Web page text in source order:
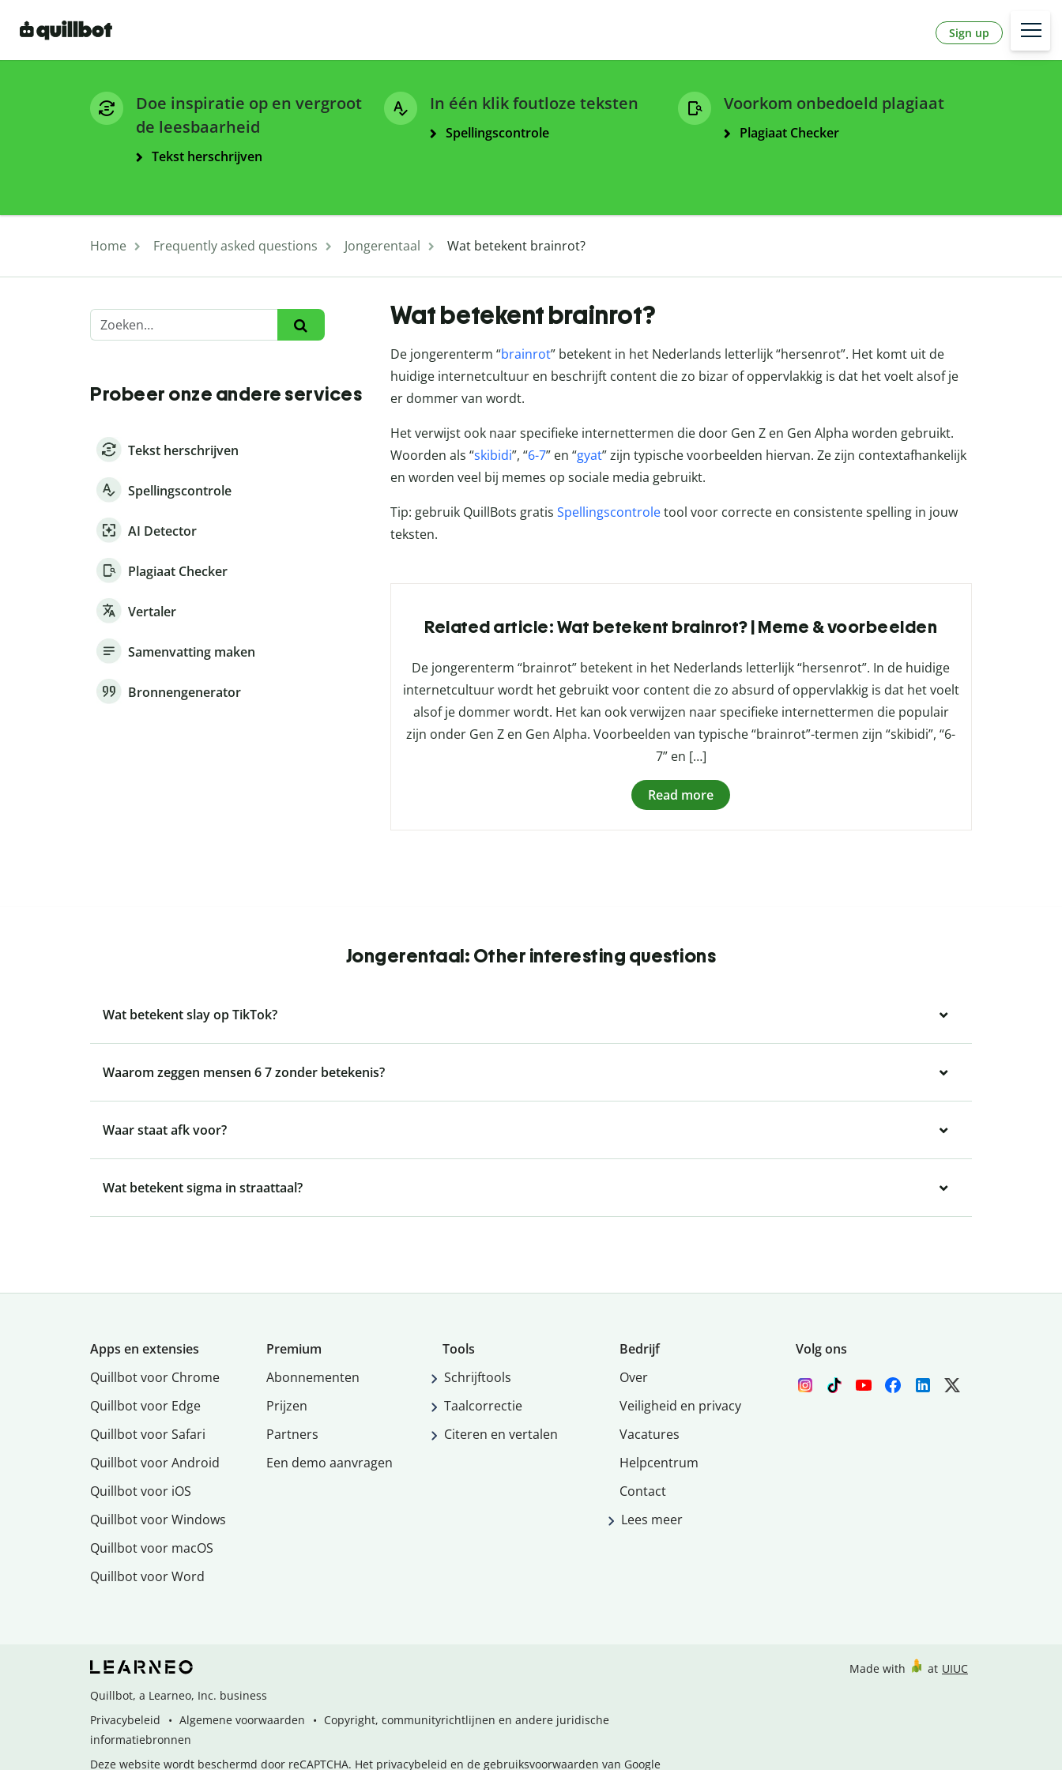
Sign up
Doe inspiratie op en vergroot
de leesbaarheid
Tekst herschrijven
In één klik foutloze teksten
Spellingscontrole
Voorkom onbedoeld plagiaat
Plagiaat Checker
Home Frequently asked questions Jongerentaal Wat betekent brainrot?
Probeer onze andere services
Tekst herschrijven
Spellingscontrole
AI Detector
Plagiaat Checker
Vertaler
Samenvatting maken
Bronnengenerator
Wat betekent brainrot?
De jongerenterm “brainrot” betekent in het Nederlands letterlijk “hersenrot”. Het komt uit de
huidige internetcultuur en beschrijft content die zo bizar of oppervlakkig is dat het voelt alsof je
er dommer van wordt.
Het verwijst ook naar specifieke internettermen die door Gen Z en Gen Alpha worden gebruikt.
Woorden als “skibidi”, “6-7” en “gyat” zijn typische voorbeelden hiervan. Ze zijn contextafhankelijk
en worden veel bij memes op sociale media gebruikt.
Tip: gebruik QuillBots gratis Spellingscontroletool voor correcte en consistente spelling in jouw
teksten.
Related article: Wat betekent brainrot? | Meme & voorbeelden
De jongerenterm “brainrot” betekent in het Nederlands letterlijk “hersenrot”. In de huidige
internetcultuur wordt het gebruikt voor content die zo absurd of oppervlakkig is dat het voelt
alsof je dommer wordt. Het kan ook verwijzen naar specifieke internettermen die populair
zijn onder Gen Z en Gen Alpha. Voorbeelden van typische “brainrot”-termen zijn “skibidi”, “6-
7” en […]
Read more
Jongerentaal: Other interesting questions
Wat betekent slay op TikTok?
Waarom zeggen mensen 6 7 zonder betekenis?
Waar staat afk voor?
Wat betekent sigma in straattaal?
Apps en extensies
Quillbot voor Chrome
Quillbot voor Edge
Quillbot voor Safari
Quillbot voor Android
Quillbot voor iOS
Quillbot voor Windows
Quillbot voor macOS
Quillbot voor Word
Premium
Abonnementen
Prijzen
Partners
Een demo aanvragen
Tools
Schrijftools
Taalcorrectie
Citeren en vertalen
Bedrijf
Over
Veiligheid en privacy
Vacatures
Helpcentrum
Contact
Lees meer
Volg ons
Quillbot, a Learneo, Inc. business
Privacybeleid
Algemene voorwaarden
Copyright, communityrichtlijnen en andere juridische
informatiebronnen
Deze website wordt beschermd door reCAPTCHA. Het privacybeleid en de gebruiksvoorwaarden van Google
Made with at UIUC